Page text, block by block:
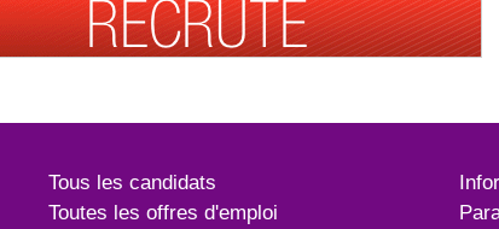
Tous les candidats
Toutes les offres d'emploi